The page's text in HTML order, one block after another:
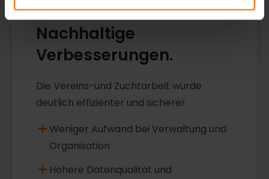
WIRKUNG IM UNTERNEHMEN
Nachhaltige
Verbesserungen.
Die Vereins-und Zuchtarbeit wurde
deutlich effizienter und sicherer.
Weniger Aufwand bei Verwaltung und
Organisation
Höhere Datenqualität und